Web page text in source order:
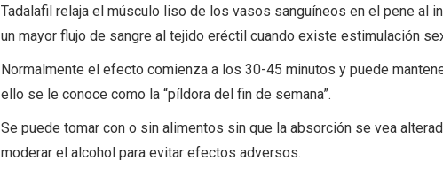
Tadalafil relaja el músculo liso de los vasos sanguíneos en el pene al
un mayor flujo de sangre al tejido eréctil cuando existe estimulación
Normalmente el efecto comienza a los 30-45 minutos y puede
ello se le conoce como la “píldora del fin de semana”.
Se puede tomar con o sin alimentos sin que la absorción se vea
moderar el alcohol para evitar efectos adversos.